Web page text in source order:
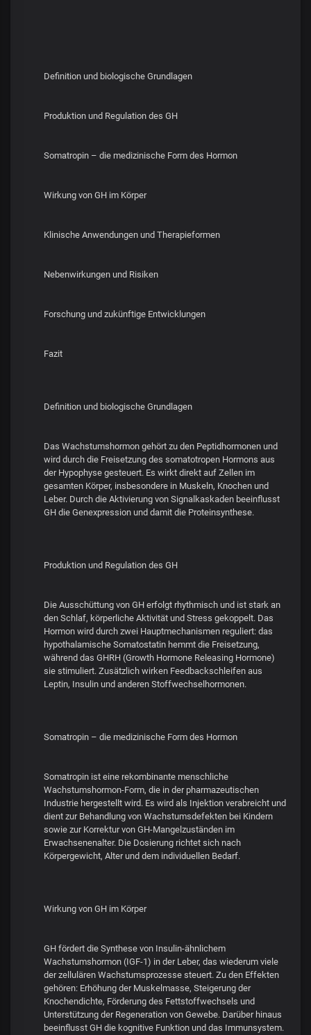
Definition und biologische Grundlagen
Produktion und Regulation des GH
Somatropin – die medizinische Form des Hormon
Wirkung von GH im Körper
Klinische Anwendungen und Therapieformen
Nebenwirkungen und Risiken
Forschung und zukünftige Entwicklungen
Fazit
Definition und biologische Grundlagen
Das Wachstumshormon gehört zu den Peptidhormonen und
wird durch die Freisetzung des somatotropen Hormons aus
der Hypophyse gesteuert. Es wirkt direkt auf Zellen im
gesamten Körper, insbesondere in Muskeln, Knochen und
Leber. Durch die Aktivierung von Signalkaskaden beeinflusst
GH die Genexpression und damit die Proteinsynthese.
Produktion und Regulation des GH
Die Ausschüttung von GH erfolgt rhythmisch und ist stark an
den Schlaf, körperliche Aktivität und Stress gekoppelt. Das
Hormon wird durch zwei Hauptmechanismen reguliert: das
hypothalamische Somatostatin hemmt die Freisetzung,
während das GHRH (Growth Hormone Releasing Hormone)
sie stimuliert. Zusätzlich wirken Feedbackschleifen aus
Leptin, Insulin und anderen Stoffwechselhormonen.
Somatropin – die medizinische Form des Hormon
Somatropin ist eine rekombinante menschliche
Wachstumshormon-Form, die in der pharmazeutischen
Industrie hergestellt wird. Es wird als Injektion verabreicht und
dient zur Behandlung von Wachstumsdefekten bei Kindern
sowie zur Korrektur von GH-Mangelzuständen im
Erwachsenenalter. Die Dosierung richtet sich nach
Körpergewicht, Alter und dem individuellen Bedarf.
Wirkung von GH im Körper
GH fördert die Synthese von Insulin-ähnlichem
Wachstumshormon (IGF-1) in der Leber, das wiederum viele
der zellulären Wachstumsprozesse steuert. Zu den Effekten
gehören: Erhöhung der Muskelmasse, Steigerung der
Knochendichte, Förderung des Fettstoffwechsels und
Unterstützung der Regeneration von Gewebe. Darüber hinaus
beeinflusst GH die kognitive Funktion und das Immunsystem.